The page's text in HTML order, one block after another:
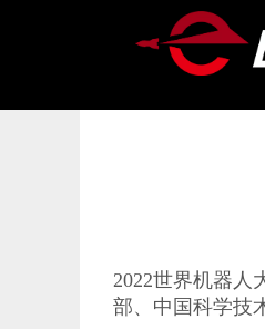
2022世界机器人
部、中国科学技